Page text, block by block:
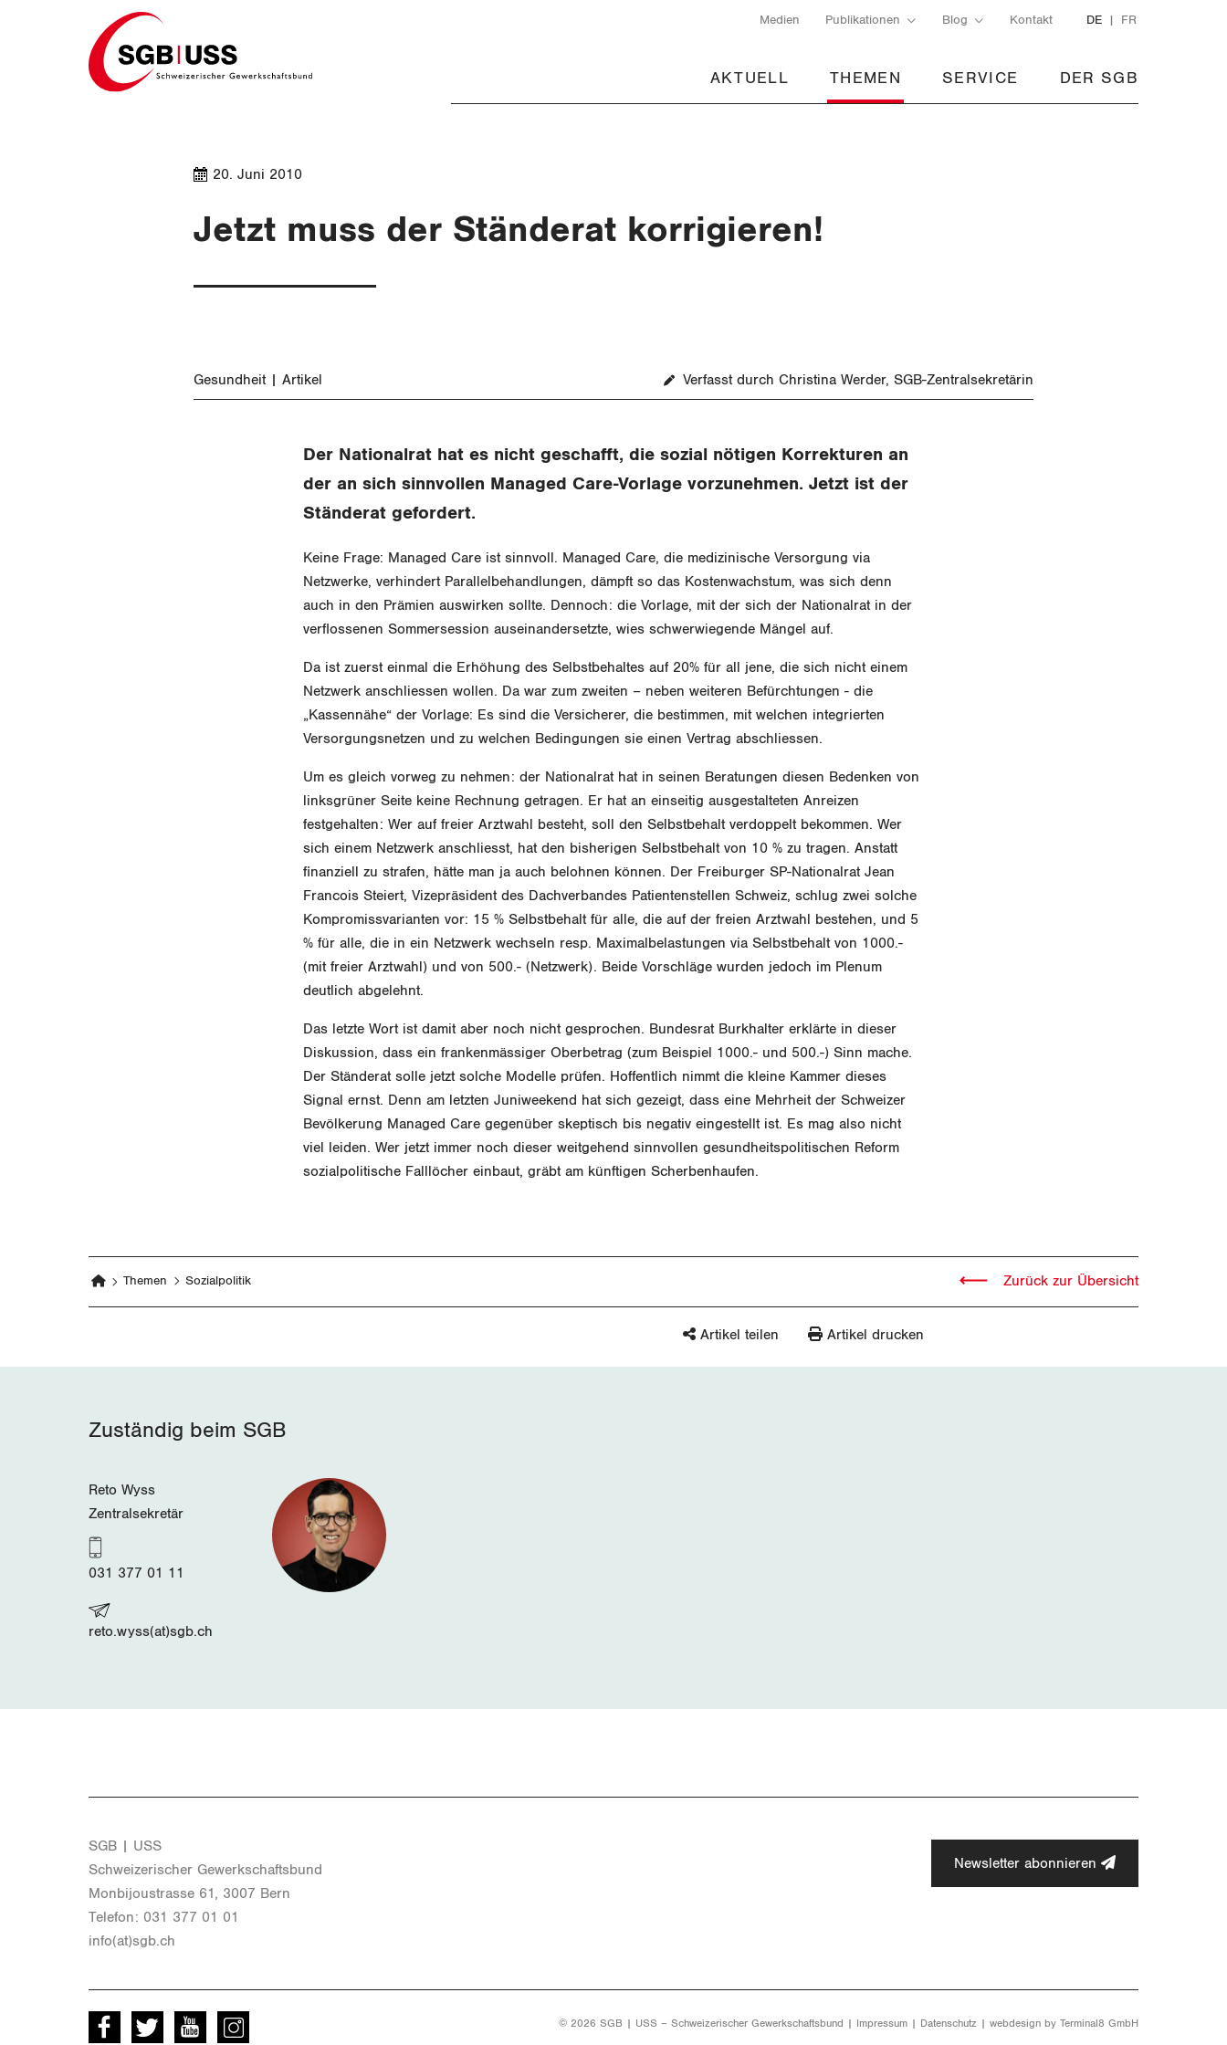
Home Medien Publikationen Blog Kontakt DE FR
AKTUELL THEMEN SERVICE DER SGB
20. Juni 2010
Jetzt muss der Ständerat korrigieren!
Gesundheit Artikel Verfasst durch Christina Werder, SGB-Zentralsekretärin
Der Nationalrat hat es nicht geschafft, die sozial nötigen Korrekturen an
der an sich sinnvollen Managed Care-Vorlage vorzunehmen. Jetzt ist der
Ständerat gefordert.
Keine Frage: Managed Care ist sinnvoll. Managed Care, die medizinische Versorgung via
Netzwerke, verhindert Parallelbehandlungen, dämpft so das Kostenwachstum, was sich denn
auch in den Prämien auswirken sollte. Dennoch: die Vorlage, mit der sich der Nationalrat in der
verflossenen Sommersession auseinandersetzte, wies schwerwiegende Mängel auf.
Da ist zuerst einmal die Erhöhung des Selbstbehaltes auf 20% für all jene, die sich nicht einem
Netzwerk anschliessen wollen. Da war zum zweiten – neben weiteren Befürchtungen - die
„Kassennähe“ der Vorlage: Es sind die Versicherer, die bestimmen, mit welchen integrierten
Versorgungsnetzen und zu welchen Bedingungen sie einen Vertrag abschliessen.
Um es gleich vorweg zu nehmen: der Nationalrat hat in seinen Beratungen diesen Bedenken von
linksgrüner Seite keine Rechnung getragen. Er hat an einseitig ausgestalteten Anreizen
festgehalten: Wer auf freier Arztwahl besteht, soll den Selbstbehalt verdoppelt bekommen. Wer
sich einem Netzwerk anschliesst, hat den bisherigen Selbstbehalt von 10 % zu tragen. Anstatt
finanziell zu strafen, hätte man ja auch belohnen können. Der Freiburger SP-Nationalrat Jean
Francois Steiert, Vizepräsident des Dachverbandes Patientenstellen Schweiz, schlug zwei solche
Kompromissvarianten vor: 15 % Selbstbehalt für alle, die auf der freien Arztwahl bestehen, und 5
% für alle, die in ein Netzwerk wechseln resp. Maximalbelastungen via Selbstbehalt von 1000.-
(mit freier Arztwahl) und von 500.- (Netzwerk). Beide Vorschläge wurden jedoch im Plenum
deutlich abgelehnt.
Das letzte Wort ist damit aber noch nicht gesprochen. Bundesrat Burkhalter erklärte in dieser
Diskussion, dass ein frankenmässiger Oberbetrag (zum Beispiel 1000.- und 500.-) Sinn mache.
Der Ständerat solle jetzt solche Modelle prüfen. Hoffentlich nimmt die kleine Kammer dieses
Signal ernst. Denn am letzten Juniweekend hat sich gezeigt, dass eine Mehrheit der Schweizer
Bevölkerung Managed Care gegenüber skeptisch bis negativ eingestellt ist. Es mag also nicht
viel leiden. Wer jetzt immer noch dieser weitgehend sinnvollen gesundheitspolitischen Reform
sozialpolitische Falllöcher einbaut, gräbt am künftigen Scherbenhaufen.
Themen Sozialpolitik Zurück zur Übersicht
Artikel teilen Artikel drucken
Zuständig beim SGB
Reto Wyss
Zentralsekretär
031 377 01 11
reto.wyss(at)sgb.ch
SGB | USS
Schwei­ze­ri­scher Ge­werk­schafts­bund
Mon­bi­joustras­se 61, 3007 Bern
Te­le­fon: 031 377 01 01
info(at)​sgb.​ch
Newsletter abonnieren
Facebook Twitter Youtube instagram © 2026 SGB | USS – Schweizerischer Gewerkschaftsbund | Impressum| Datenschutz | webdesign by Terminal8 GmbH